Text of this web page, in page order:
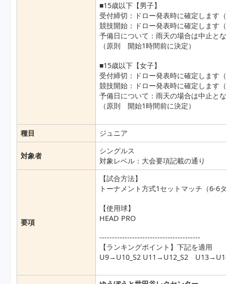
■15歳以下【男子】
受付締切：ドロー発表時に確定します
競技開始：ドロー発表時に確定します
予備日について：雨天の場合は中止と
（原則 開始1時間前に決定）
■15歳以下【女子】
受付締切：ドロー発表時に確定します
競技開始：ドロー発表時に確定します
予備日について：雨天の場合は中止と
（原則 開始1時間前に決定）
種目 ジュニア
対象者
シングルス
対象レベル：大会要項記載の通り
要項
【試合方法】
トーナメント方式1セットマッチ（6-6
【使用球】
HEAD PRO
----------------------------------------
【ランキングポイント】下記を適用
U9→U10_S2 U11→U12_S2